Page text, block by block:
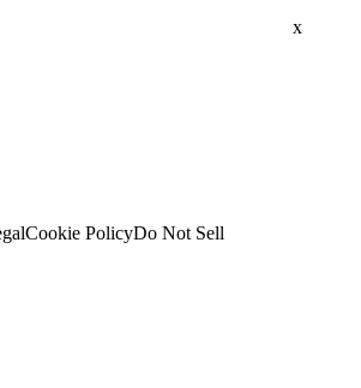
x
Cookie PolicyDo Not Sell